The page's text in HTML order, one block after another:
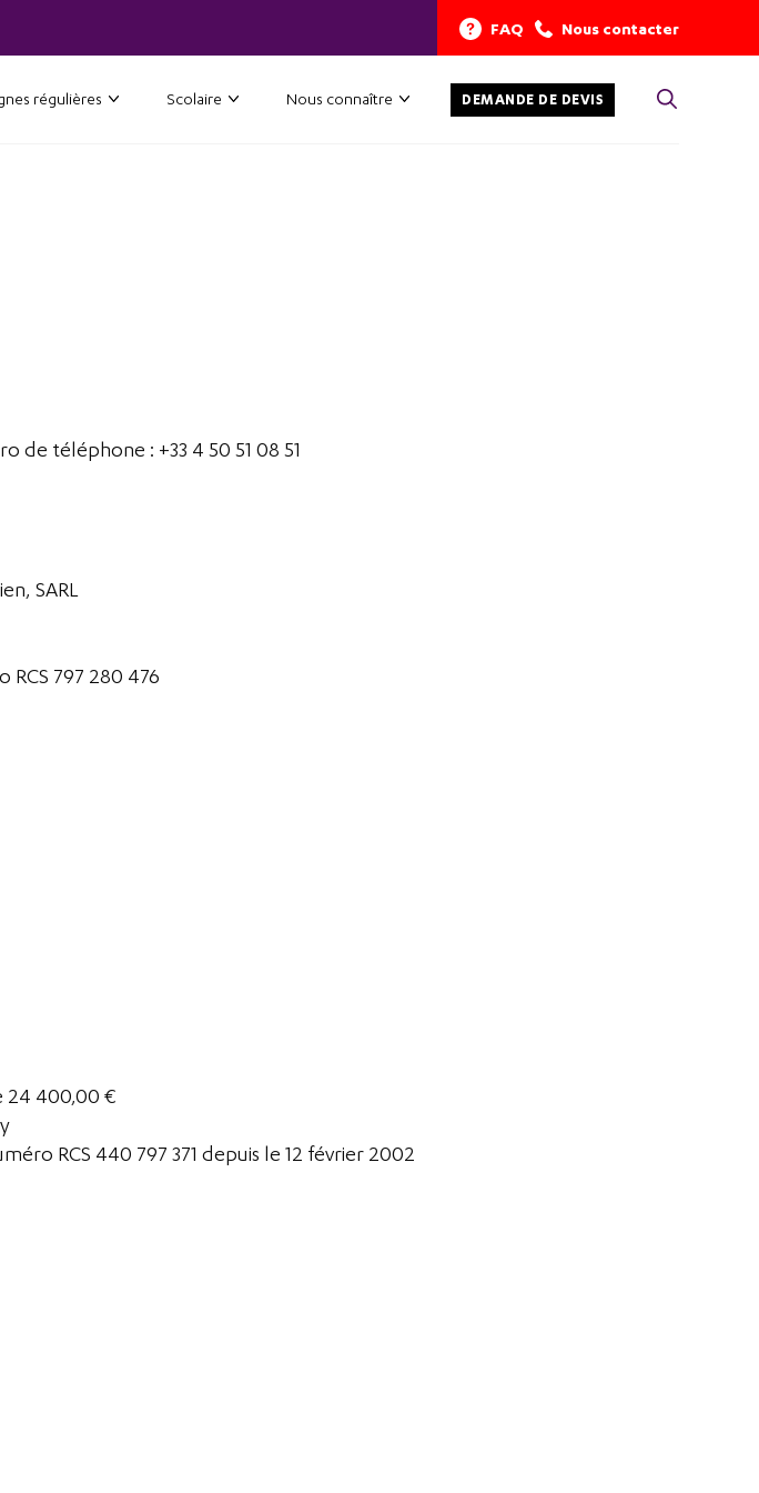
FAQ Nous contacter
régulières Scolaire Nous connaître DEMANDE DE DEVIS
de téléphone : +33 4 50 51 08 51
SARL
797 280 476
24 400,00 €
RCS 440 797 371 depuis le 12 février 2002